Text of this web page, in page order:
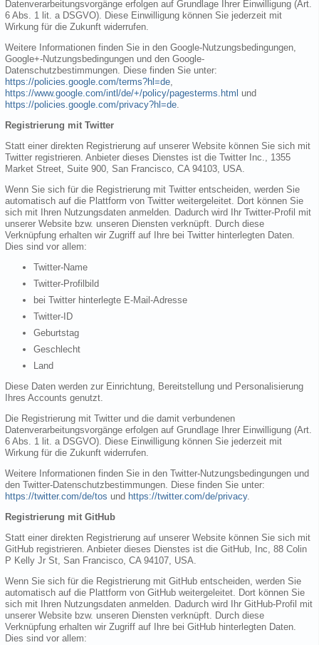
Datenverarbeitungsvorgänge erfolgen auf Grundlage Ihrer Einwilligung (Art.
6 Abs. 1 lit. a DSGVO). Diese Einwilligung können Sie jederzeit mit
Wirkung für die Zukunft widerrufen.
Weitere Informationen finden Sie in den Google-Nutzungsbedingungen,
Google+-Nutzungsbedingungen und den Google-
Datenschutzbestimmungen. Diese finden Sie unter:
https://policies.google.com/terms?hl=de,
https://www.google.com/intl/de/+/policy/pagesterms.html und
https://policies.google.com/privacy?hl=de.
Registrierung mit Twitter
Statt einer direkten Registrierung auf unserer Website können Sie sich mit
Twitter registrieren. Anbieter dieses Dienstes ist die Twitter Inc., 1355
Market Street, Suite 900, San Francisco, CA 94103, USA.
Wenn Sie sich für die Registrierung mit Twitter entscheiden, werden Sie
automatisch auf die Plattform von Twitter weitergeleitet. Dort können Sie
sich mit Ihren Nutzungsdaten anmelden. Dadurch wird Ihr Twitter-Profil mit
unserer Website bzw. unseren Diensten verknüpft. Durch diese
Verknüpfung erhalten wir Zugriff auf Ihre bei Twitter hinterlegten Daten.
Dies sind vor allem:
Twitter-Name
Twitter-Profilbild
bei Twitter hinterlegte E-Mail-Adresse
Twitter-ID
Geburtstag
Geschlecht
Land
Diese Daten werden zur Einrichtung, Bereitstellung und Personalisierung
Ihres Accounts genutzt.
Die Registrierung mit Twitter und die damit verbundenen
Datenverarbeitungsvorgänge erfolgen auf Grundlage Ihrer Einwilligung (Art.
6 Abs. 1 lit. a DSGVO). Diese Einwilligung können Sie jederzeit mit
Wirkung für die Zukunft widerrufen.
Weitere Informationen finden Sie in den Twitter-Nutzungsbedingungen und
den Twitter-Datenschutzbestimmungen. Diese finden Sie unter:
https://twitter.com/de/tos und https://twitter.com/de/privacy.
Registrierung mit GitHub
Statt einer direkten Registrierung auf unserer Website können Sie sich mit
GitHub registrieren. Anbieter dieses Dienstes ist die GitHub, Inc, 88 Colin
P Kelly Jr St, San Francisco, CA 94107, USA.
Wenn Sie sich für die Registrierung mit GitHub entscheiden, werden Sie
automatisch auf die Plattform von GitHub weitergeleitet. Dort können Sie
sich mit Ihren Nutzungsdaten anmelden. Dadurch wird Ihr GitHub-Profil mit
unserer Website bzw. unseren Diensten verknüpft. Durch diese
Verknüpfung erhalten wir Zugriff auf Ihre bei GitHub hinterlegten Daten.
Dies sind vor allem: